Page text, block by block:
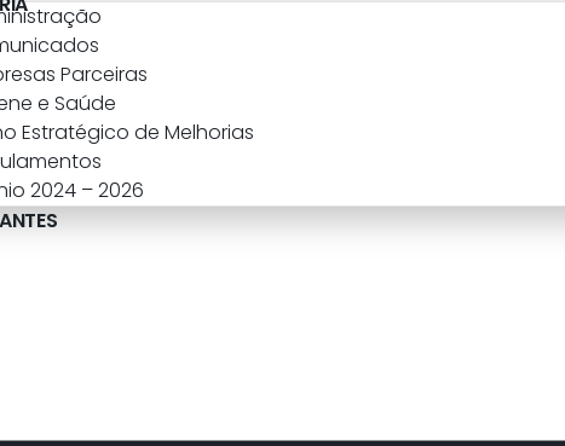
Parceiras
e Saúde
Estratégico de Melhorias
2024 – 2026